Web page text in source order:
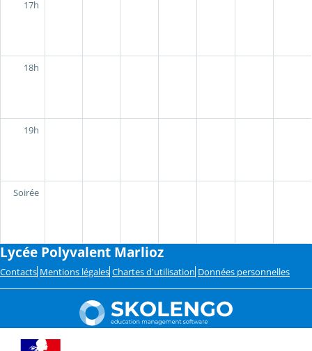
17h
18h
19h
Soirée
Lycée Polyvalent Marlioz
Contacts Mentions légales Chartes d'utilisation Données personnelles